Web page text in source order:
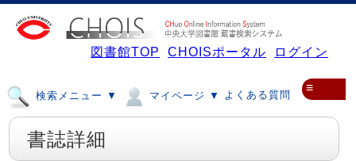
図書館TOP CHOISポータル ログイン
検索メニュー ▼ マイページ ▼ よくある質問
≡
書誌詳細